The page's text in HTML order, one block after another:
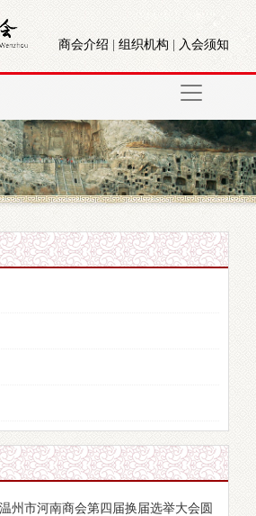
商会介绍 组织机构 入会须知
州市河南商会第四届换届选举大会圆